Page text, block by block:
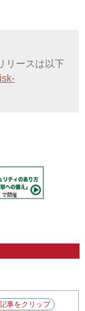
リースは以下